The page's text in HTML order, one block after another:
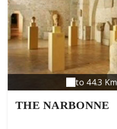
to 44.3
THE NARBONNE